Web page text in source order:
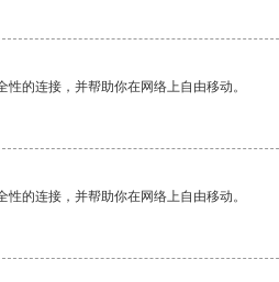
的连接，并帮助你在网络上自由移动。
的连接，并帮助你在网络上自由移动。